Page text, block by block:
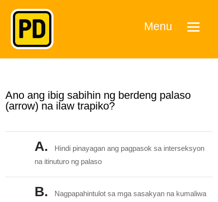
Menu
Ano ang ibig sabihin ng berdeng palaso
(arrow) na ilaw trapiko?
A.
Hindi pinayagan ang pagpasok sa interseksyon
na itinuturo ng palaso
B.
Nagpapahintulot sa mga sasakyan na kumaliwa